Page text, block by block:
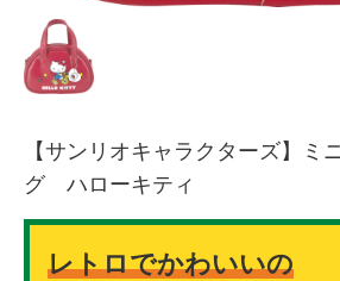
【サンリオキャラクターズ】ミ
グ ハローキティ
レトロでかわいいの